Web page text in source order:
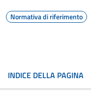
Normativa di riferimento
INDICE DELLA PAGINA